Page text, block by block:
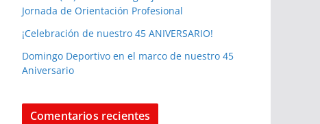
Jornada de Orientación Profesional
¡Celebración de nuestro 45 ANIVERSARIO!
Domingo Deportivo en el marco de nuestro 45
Aniversario
Comentarios recientes